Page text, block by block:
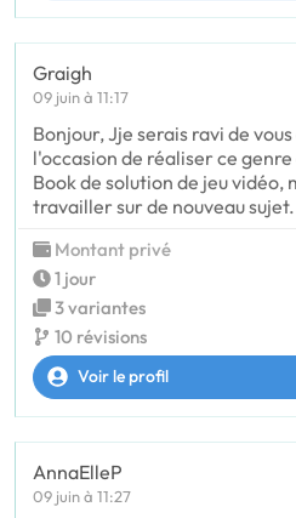
Graigh
09 juin à 11:17
Bonjour, Jje serais ravi de
l'occasion de réaliser ce
Book de solution de jeu vidéo,
travailler sur de nouveau sujet.
Montant privé
1 jour
3 variantes
10 révisions
Voir le profil
AnnaElleP
09 juin à 11:27